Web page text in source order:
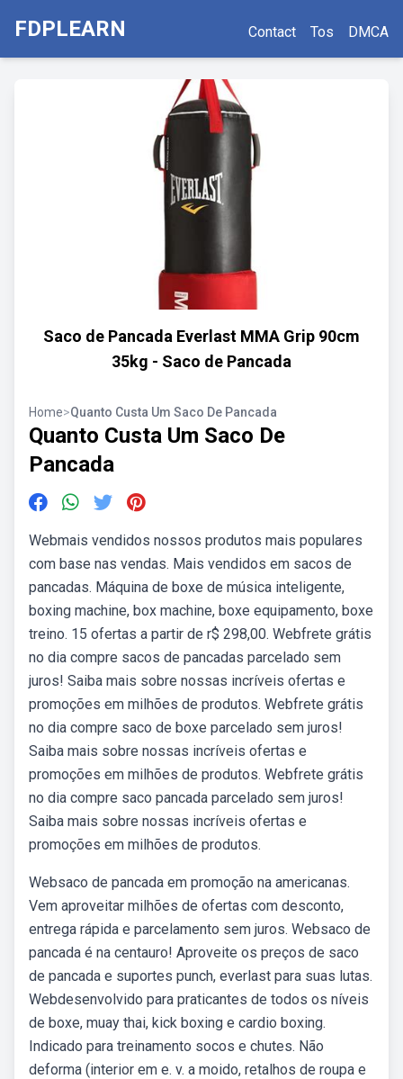
FDPLEARN Contact Tos DMCA
Saco de Pancada Everlast MMA Grip 90cm
35kg - Saco de Pancada
Home>Quanto Custa Um Saco De Pancada
Quanto Custa Um Saco De
Pancada
Webmais vendidos nossos produtos mais populares
com base nas vendas. Mais vendidos em sacos de
pancadas. Máquina de boxe de música inteligente,
boxing machine, box machine, boxe equipamento, boxe
treino. 15 ofertas a partir de r$ 298,00. Webfrete grátis
no dia compre sacos de pancadas parcelado sem
juros! Saiba mais sobre nossas incríveis ofertas e
promoções em milhões de produtos. Webfrete grátis
no dia compre saco de boxe parcelado sem juros!
Saiba mais sobre nossas incríveis ofertas e
promoções em milhões de produtos. Webfrete grátis
no dia compre saco pancada parcelado sem juros!
Saiba mais sobre nossas incríveis ofertas e
promoções em milhões de produtos.
Websaco de pancada em promoção na americanas.
Vem aproveitar milhões de ofertas com desconto,
entrega rápida e parcelamento sem juros. Websaco de
pancada é na centauro! Aproveite os preços de saco
de pancada e suportes punch, everlast para suas lutas.
Webdesenvolvido para praticantes de todos os níveis
de boxe, muay thai, kick boxing e cardio boxing.
Indicado para treinamento socos e chutes. Não
deforma (interior em e. v. a moido, retalhos de roupa e